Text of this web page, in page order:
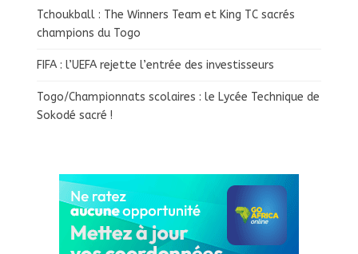
Tchoukball : The Winners Team et King TC sacrés
champions du Togo
FIFA : l’UEFA rejette l’entrée des investisseurs
Togo/Championnats scolaires : le Lycée Technique de
Sokodé sacré !